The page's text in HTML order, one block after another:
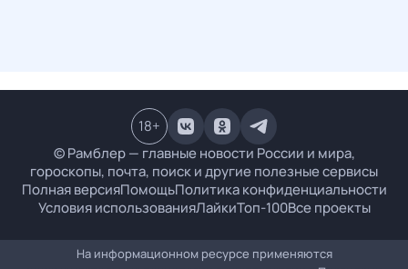
© Рамблер — главные новости России и мира,
гороскопы, почта, поиск и другие полезные сервисы
Полная версияПомощьПолитика конфиденциальности
Условия использованияЛайкиТоп-100Все проекты
18+
На информационном ресурсе применяются